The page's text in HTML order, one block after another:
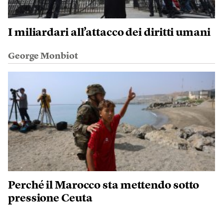
I miliardari all’attacco dei diritti umani
George Monbiot
Perché il Marocco sta mettendo sotto
pressione Ceuta